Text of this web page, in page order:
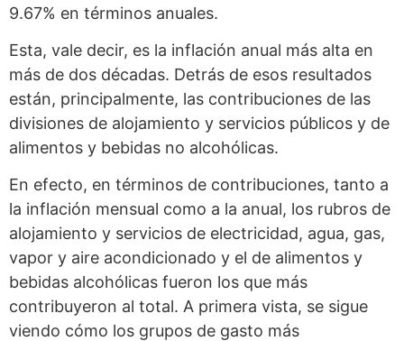
9.67% en términos anuales.
Esta, vale decir, es la inflación anual más alta en
más de dos décadas. Detrás de esos resultados
están, principalmente, las contribuciones de las
divisiones de alojamiento y servicios públicos y de
alimentos y bebidas no alcohólicas.
En efecto, en términos de contribuciones, tanto a
la inflación mensual como a la anual, los rubros de
alojamiento y servicios de electricidad, agua, gas,
vapor y aire acondicionado y el de alimentos y
bebidas alcohólicas fueron los que más
contribuyeron al total. A primera vista, se sigue
viendo cómo los grupos de gasto más